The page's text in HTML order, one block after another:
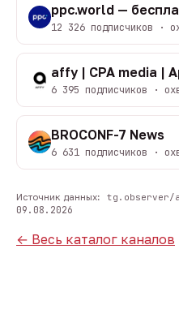
12 326 подписчиков ·
affy | CPA media |
6 395 подписчиков ·
BROCONF-7 News
6 631 подписчиков ·
Источник данных: tg.observer/
09.08.2026
← Весь каталог каналов